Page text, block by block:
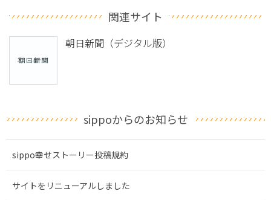
関連サイト
朝日新聞（デジタル版）
sippoからのお知らせ
sippo幸せストーリー投稿規約
サイトをリニューアルしました